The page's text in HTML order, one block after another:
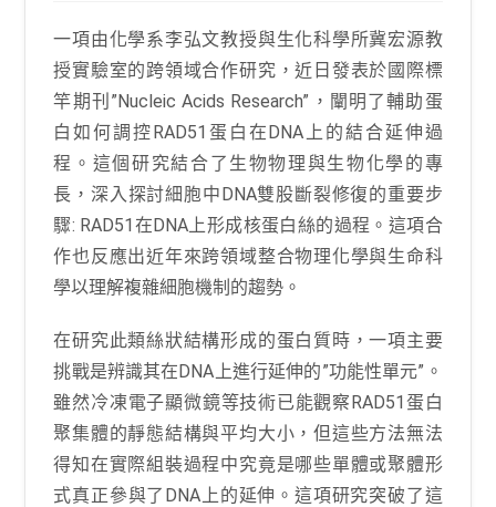
一項由化學系李弘文教授與生化科學所冀宏源教
授實驗室的跨領域合作研究，近日發表於國際標
竿期刊”Nucleic Acids Research”，闡明了輔助蛋
白如何調控RAD51蛋白在DNA上的結合延伸過
程。這個研究結合了生物物理與生物化學的專
長，深入探討細胞中DNA雙股斷裂修復的重要步
驟: RAD51在DNA上形成核蛋白絲的過程。這項合
作也反應出近年來跨領域整合物理化學與生命科
學以理解複雜細胞機制的趨勢。
在研究此類絲狀結構形成的蛋白質時，一項主要
挑戰是辨識其在DNA上進行延伸的”功能性單元”。
雖然冷凍電子顯微鏡等技術已能觀察RAD51蛋白
聚集體的靜態結構與平均大小，但這些方法無法
得知在實際組裝過程中究竟是哪些單體或聚體形
式真正參與了DNA上的延伸。這項研究突破了這